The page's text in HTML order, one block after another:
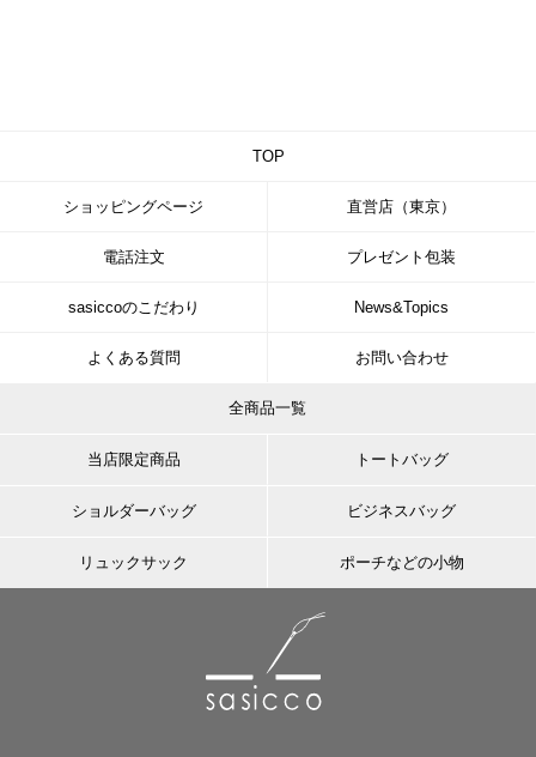
TOP
ショッピングページ 直営店（東京）
電話注文 プレゼント包装
sasiccoのこだわり News&Topics
よくある質問 お問い合わせ
全商品一覧
当店限定商品 トートバッグ
ショルダーバッグ ビジネスバッグ
リュックサック ポーチなどの小物